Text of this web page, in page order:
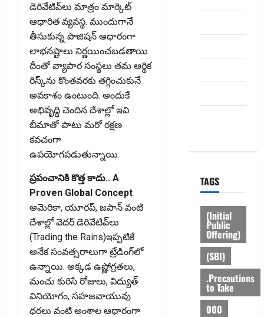
డెరివేటివ్‌లు మాత్రం మార్కెట్‌
ఆధారిత వ్యవస్థ. ముందుగానే
తీసుకున్న పొజిషన్‌ ఆధారంగా
లాభనష్టాలు నిర్ణయించబడతాయి.
దీంతో వ్యాపార సంస్థలు తమ ఆర్థిక
రిస్క్‌ను కొంతవరకు తగ్గించుకునే
అవకాశం ఉంటుంది. అందుకే
అభివృద్ధి చెందిన దేశాల్లో ఇవి
బీమాతో పాటు మరో రక్షణ
కవచంగా
ఉపయోగపడుతున్నాయి.
ప్రపంచానికి కొత్త కాదు.. A
Proven Global Concept
అమెరికా, యూరప్‌, జపాన్‌ వంటి
దేశాల్లో వెదర్‌ డెరివేటివ్‌లు
(Trading the Rains)ఇప్పటికే
అనేక సంవత్సరాలుగా ట్రేడింగ్‌లో
ఉన్నాయి. అక్కడ ఉష్ణోగ్రతలు,
మంచు కురిసే రోజులు, విద్యుత్‌
వినియోగం, సహజవాయువు
ధరలు వంటి అంశాల ఆధారంగా
TAGS
(Initial
Public
Offering)
(SBI)
.Precautions
to Take
000